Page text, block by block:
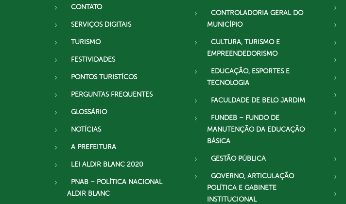
CONTATO
SERVIÇOS DIGITAIS
TURISMO
FESTIVIDADES
PONTOS TURISTÍCOS
PERGUNTAS FREQUENTES
GLOSSÁRIO
NOTÍCIAS
A PREFEITURA
LEI ALDIR BLANC 2020
PNAB – POLÍTICA NACIONAL
ALDIR BLANC
CONTROLADORIA GERAL DO
MUNICÍPIO
CULTURA, TURISMO E
EMPREENDEDORISMO
EDUCAÇÃO, ESPORTES E
TECNOLOGIA
FACULDADE DE BELO JARDIM
FUNDEB – FUNDO DE
MANUTENÇÃO DA EDUCAÇÃO
BÁSICA
GESTÃO PÚBLICA
GOVERNO, ARTICULAÇÃO
POLÍTICA E GABINETE
INSTITUCIONAL